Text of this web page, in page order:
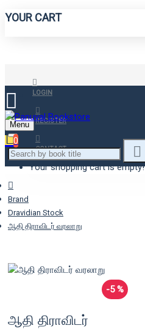
YOUR CART
LOGIN
REGISTER
CONTACT
Menu
0
Your shopping cart is empty!
Brand
Dravidian Stock
ஆதி திராவிடர் வரலாறு
-5 %
ஆதி திராவிடர்